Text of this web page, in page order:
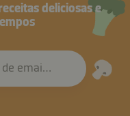
deliciosas e
de email